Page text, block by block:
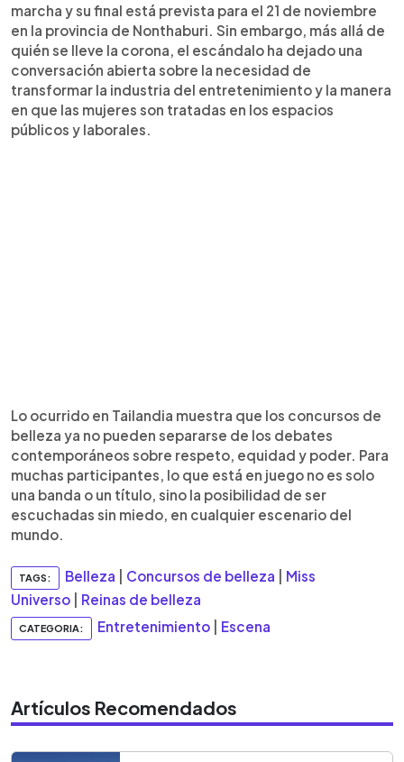
marcha y su final está prevista para el 21 de noviembre
en la provincia de Nonthaburi. Sin embargo, más allá de
quién se lleve la corona, el escándalo ha dejado una
conversación abierta sobre la necesidad de
transformar la industria del entretenimiento y la manera
en que las mujeres son tratadas en los espacios
públicos y laborales.
Lo ocurrido en Tailandia muestra que los concursos de
belleza ya no pueden separarse de los debates
contemporáneos sobre respeto, equidad y poder. Para
muchas participantes, lo que está en juego no es solo
una banda o un título, sino la posibilidad de ser
escuchadas sin miedo, en cualquier escenario del
mundo.
TAGS: Belleza Concursos de belleza
Miss
Universo
Reinas de belleza
CATEGORIA: Entretenimiento Escena
Artículos Recomendados